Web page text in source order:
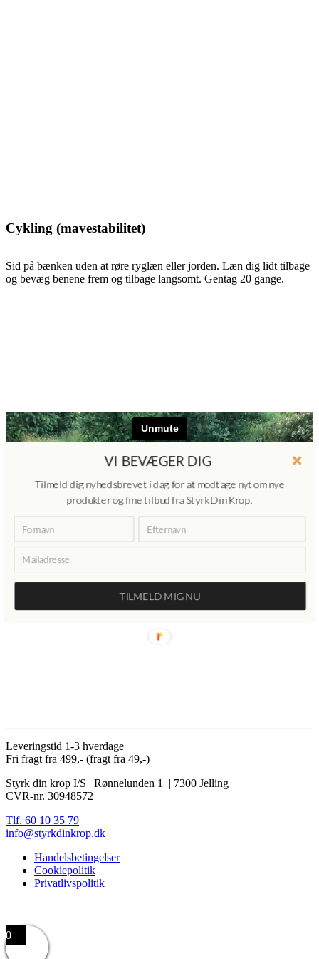
Cykling (mavestabilitet)
Sid på bænken uden at røre ryglæn eller jorden. Læn dig lidt tilbage
og bevæg benene frem og tilbage langsomt. Gentag 20 gange.
Leveringstid 1-3 hverdage
Fri fragt fra 499,- (fragt fra 49,-)
Styrk din krop I/S | Rønnelunden 1 | 7300 Jelling
CVR-nr. 30948572
Tlf. 60 10 35 79
info@styrkdinkrop.dk
Handelsbetingelser
Cookiepolitik
Privatlivspolitik
0
VI BEVÆGER DIG
Tilmeld dig nyhedsbrevet i dag for at modtage nyt om nye
produkter og fine tilbud fra Styrk Din Krop.
TILMELD MIG NU